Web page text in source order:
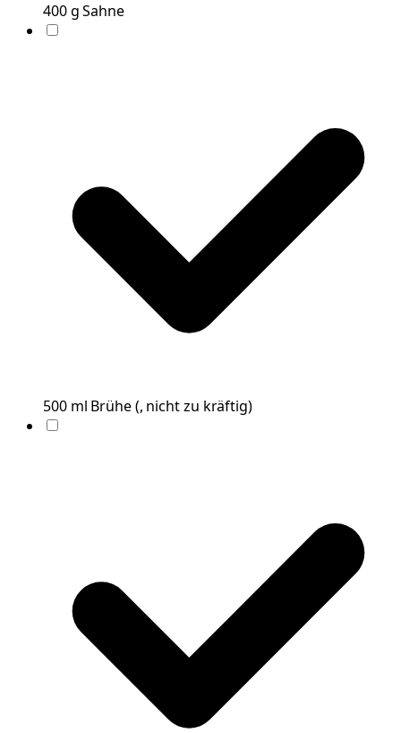
400g Sahne
500 ml Brühe(, nicht zu kräftig)